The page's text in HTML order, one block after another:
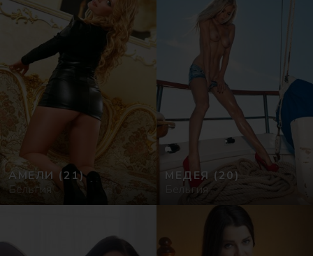
АМЕЛИ (21)
Бельгия
МЕДЕЯ (20)
Бельгия